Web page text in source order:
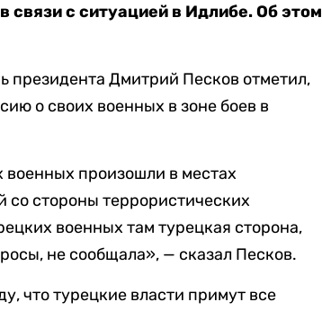
связи с ситуацией в Идлибе. Об этом
президента Дмитрий Песков отметил,
о своих военных в зоне боев в
военных произошли в местах
со стороны террористических
военных там турецкая сторона,
не сообщала», — сказал Песков.
что турецкие власти примут все